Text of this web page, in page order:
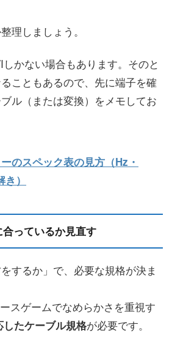
理しましょう。
かない場合もあります。そのと
こともあるので、先に端子を確
ル（または変換）をメモしてお
のスペック表の見方（Hz・
）
っているか見直す
するか」で、必要な規格が決ま
スゲームでなめらかさを重視す
たケーブル規格が必要です。